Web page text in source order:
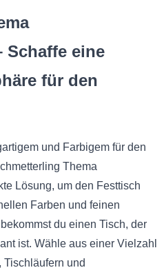
Schaffe eine
für den
und Farbigem für den
Thema
Lösung, um den Festtisch
Farben und feinen
du einen Tisch, der
ist. Wähle aus einer Vielzahl
und